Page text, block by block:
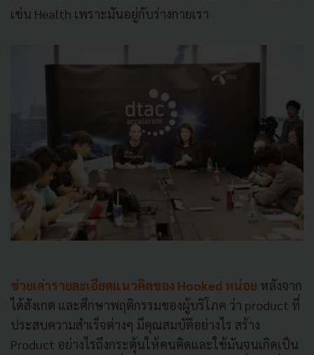
เช่น Health เพราะมันอยู่กับร่างกายเรา
ช่วยเล่ารายละเอียดแนวคิดของ Hooked หน่อย หลังจาก
ได้สังเกต และศึกษาพฤติกรรมของผู้บริโภค ว่า product ที่
ประสบความสำเร็จต่างๆ มีคุณสมบัติอย่างไร สร้าง
Product อย่างไรถึงกระตุ้นให้คนติดและใช้มันจนเกิดเป็น